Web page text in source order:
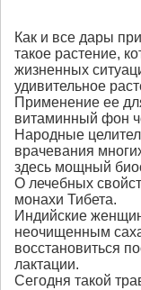
Как и все дары
такое растение,
жизненных
удивительное
Применение ее
витаминный фон
Народные
врачевания
здесь мощный
О лечебных
монахи Тибета.
Индийские
неочищенным
восстановиться
лактации.
Сегодня такой